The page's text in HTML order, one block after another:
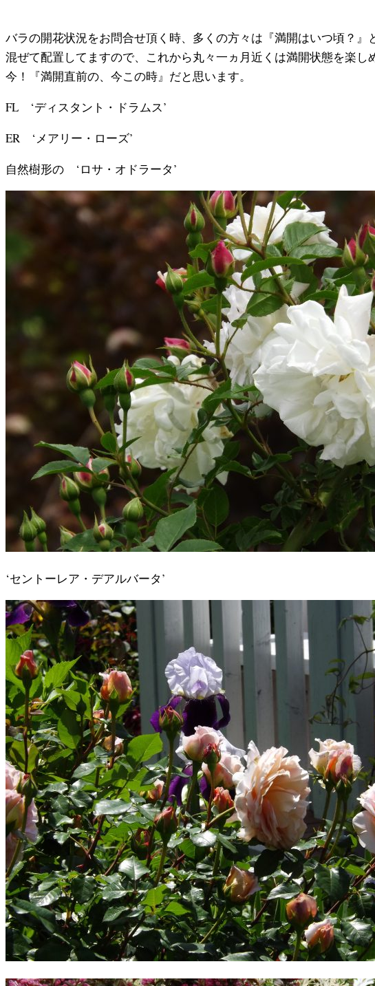
バラの開花状況をお問合せ頂く時、多くの方々は『満開はいつ頃？
混ぜて配置してますので、これから丸々一ヵ月近くは満開状態を楽
今！『満開直前の、今この時』だと思います。
FL ‘ディスタント・ドラムス’
ER ‘メアリー・ローズ’
自然樹形の ‘ロサ・オドラータ’
‘セントーレア・デアルバータ’